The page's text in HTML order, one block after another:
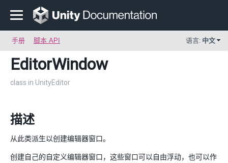
手册 脚本 API 语言: 中文
EditorWindow
class in UnityEditor
描述
从此类派生以创建编辑器窗口。
创建自己的自定义编辑器窗口，这些窗口可以自由浮动，也可以作